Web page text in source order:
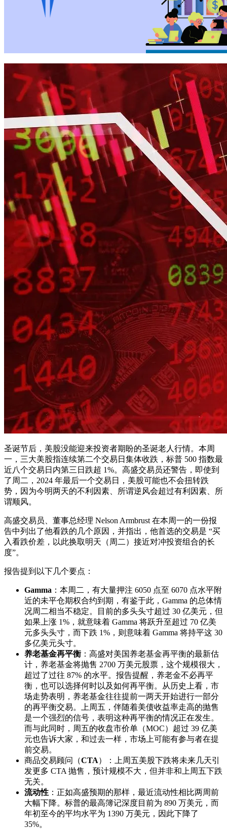
圣诞节后，美股没能迎来投资者期盼的圣诞老人行情。本周
一，三大美股指连续第二个交易日集体收跌，标普 500 指数最
近八个交易日内第三日跌超 1%。高盛交易员还警告，即使到
了周二，2024 年最后一个交易日，美股可能也不会扭转跌
势，因为今明两天的不利因素、所谓逆风会超过有利因素、所
谓顺风。
高盛交易员、董事总经理 Nelson Armbrust 在本周一的一份报
告中列出了他看跌的几个原因，并指出，他首选的交易是 “买
入看跌价差，以此换取明天（周二）接近对冲投资组合的长
度”。
报告提到以下几个要点：
Gamma ：本周二，有大量押注 6050 点至 6070 点水平附
近的未平仓期权合约到期，有鉴于此，Gamma 的总体情
况周二相当不稳定。目前的多头头寸超过 30 亿美元，但
如果上涨 1%，就意味着 Gamma 将跃升至超过 70 亿美
元多头头寸，而下跌 1%，则意味着 Gamma 将持平这 30
多亿美元头寸。
养老基金再平衡 ：高盛对美国养老基金再平衡的最新估
计，养老基金将抛售 2700 万美元股票，这个规模很大，
超过了过往 87% 的水平。报告提醒，养老金不必再平
衡，也可以选择何时以及如何再平衡。从历史上看，市
场走势表明，养老基金往往提前一两天开始进行一部分
的再平衡交易。上周五，伴随着美债收益率走高的抛售
是一个强烈的信号，表明这种再平衡的情况正在发生。
而与此同时，周五的收盘市价单（MOC）超过 39 亿美
元也告诉大家，和过去一样，市场上可能有参与者在提
前交易。
商品交易顾问（CTA）：上周五美股下跌将未来几天引
发更多 CTA 抛售，预计规模不大，但并非和上周五下跌
无关。
流动性 ：正如高盛预期的那样，最近流动性相比两周前
大幅下降。标普的最高簿记深度目前为 890 万美元，而
年初至今的平均水平为 1390 万美元，因此下降了
35%。